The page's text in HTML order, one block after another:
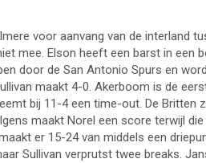
voor aanvang van de interland
mee. Elson heeft een barst in een
door de San Antonio Spurs en
maakt 4-0. Akerboom is de
bij 11-4 een time-out. De
maakt Norel een score terwijl
er 15-24 van middels een
Sullivan verprutst twee breaks.